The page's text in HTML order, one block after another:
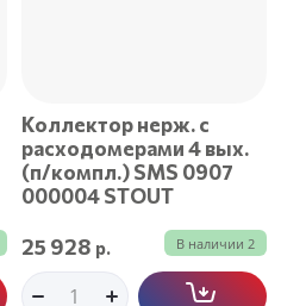
Коллектор нерж. с
расходомерами 4 вых.
(п/компл.) SMS 0907
000004 STOUT
В наличии 2
25 928 р.